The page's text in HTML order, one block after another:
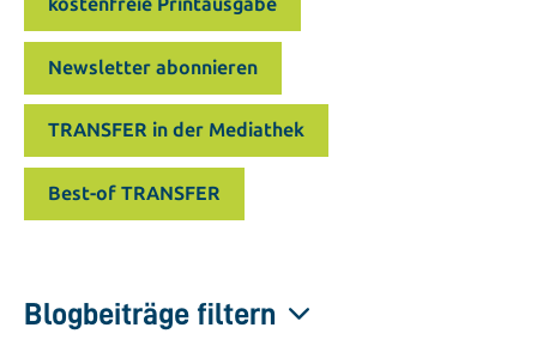
Newsletter abonnieren
TRANSFER in der Mediathek
Best-of TRANSFER
Blogbeiträge filtern